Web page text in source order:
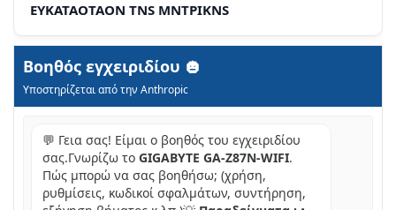
EYKATAOTAON TNS MNTPIKNS
EYKATAOTAON MIAÇ KÁPTAC NÉKTAOÇ
EYKATAOAN GOUKEUWV IDE KAI SATA
ΣΎΝΔΕΟΗ ΚΑΛΩΔΙΩΝ ΣΤΙΣ ΕΩΤΕΡΙΚΈΣ ΣΎΝΔΕΟΕΊΣ
ΣΥΝΔΕΟΗ ΠΕΡΙΦΕΡΕΙΑΚΎΝ
Βοηθός εγχειριδίου
Υποστηρίζεται από την Anthropic
💬 Γεια σας! Είμαι ο βοηθός του εγχειριδίου
σας.Γνωρίζω το GIGABYTE GA-Z87N-WIFI.
Πώς μπορώ να σας βοηθήσω; (χρήση,
ρυθμίσεις, κωδικοί σφαλμάτων, συντήρηση,